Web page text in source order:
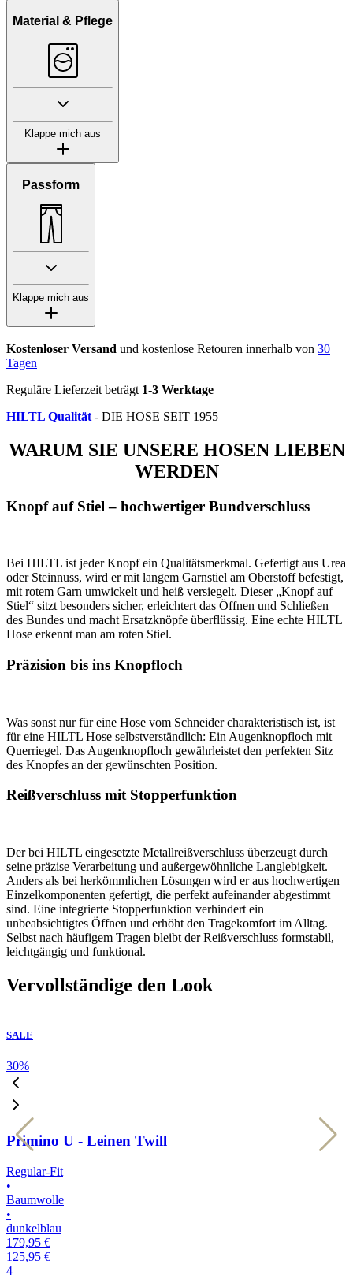
Material & Pflege
Klappe mich aus
Passform
Klappe mich aus
Kostenloser Versand und kostenlose Retouren innerhalb von 30
Tagen
Reguläre Lieferzeit beträgt 1-3 Werktage
HILTL Qualität - DIE HOSE SEIT 1955
WARUM SIE UNSERE HOSEN LIEBEN
WERDEN
Knopf auf Stiel – hochwertiger Bundverschluss
Bei HILTL ist jeder Knopf ein Qualitätsmerkmal. Gefertigt aus Urea
oder Steinnuss, wird er mit langem Garnstiel am Oberstoff befestigt,
mit rotem Garn umwickelt und heiß versiegelt. Dieser „Knopf auf
Stiel“ sitzt besonders sicher, erleichtert das Öffnen und Schließen
des Bundes und macht Ersatzknöpfe überflüssig. Eine echte HILTL
Hose erkennt man am roten Stiel.
Präzision bis ins Knopfloch
Was sonst nur für eine Hose vom Schneider charakteristisch ist, ist
für eine HILTL Hose selbstverständlich: Ein Augenknopfloch mit
Querriegel. Das Augenknopfloch gewährleistet den perfekten Sitz
des Knopfes an der gewünschten Position.
Reißverschluss mit Stopperfunktion
Der bei HILTL eingesetzte Metallreißverschluss überzeugt durch
seine präzise Verarbeitung und außergewöhnliche Langlebigkeit.
Anders als bei herkömmlichen Lösungen wird er aus hochwertigen
Einzelkomponenten gefertigt, die perfekt aufeinander abgestimmt
sind. Eine integrierte Stopperfunktion verhindert ein
unbeabsichtigtes Öffnen und erhöht den Tragekomfort im Alltag.
Selbst nach häufigem Tragen bleibt der Reißverschluss formstabil,
leichtgängig und funktional.
Vervollständige den Look
SALE
30%
Primino U - Leinen Twill
Regular-Fit
•
Baumwolle
•
dunkelblau
179,95 €
125,95 €
4